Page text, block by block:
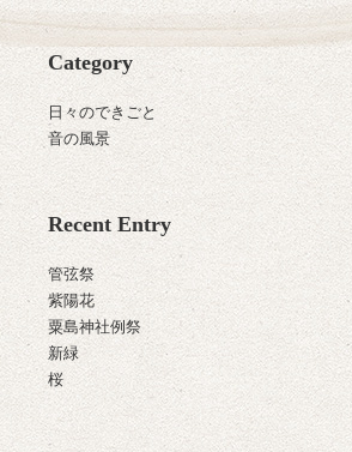
Category
日々のできごと
音の風景
Recent Entry
管弦祭
紫陽花
粟島神社例祭
新緑
桜